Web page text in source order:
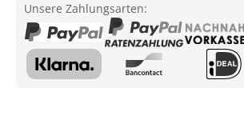
Unsere Zahlungsarten: